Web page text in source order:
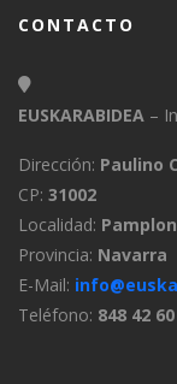
CONTACTO
EUSKARABIDEA –
Dirección: Paulino
CP: 31002
Localidad:
Provincia: Navarra
E-Mail:
Teléfono: 848 42